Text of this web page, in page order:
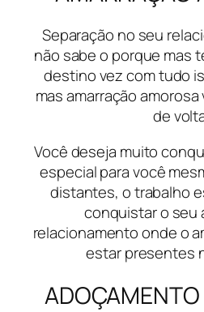
Separação no seu
não sabe o porque mas
destino vez com tudo
mas amarração
de
Você deseja muito
especial para você
distantes, o trabalho
conquistar o seu
relacionamento onde o
estar presentes